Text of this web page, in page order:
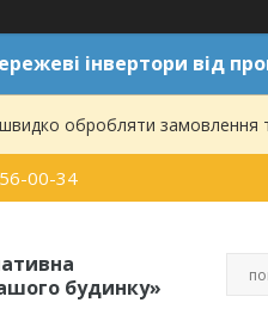
інвертори від
обробляти замовлення
00-34
будинку»